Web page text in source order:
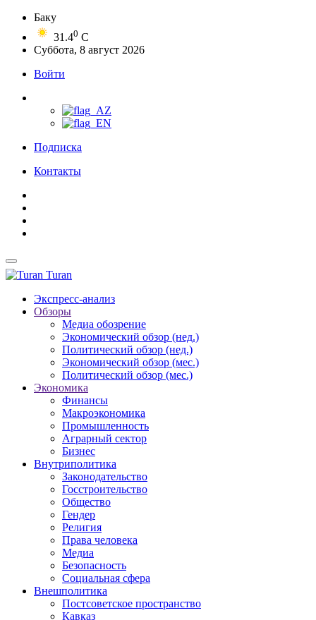
Баку
31.40 C
Суббота, 8 август 2026
Войти
Подписка
Контакты
Turan
Экспресс-анализ
Обзоры
Медиа обозрение
Экономический обзор (нед.)
Политический обзор (нед.)
Экономический обзор (мес.)
Политический обзор (мес.)
Экономика
Финансы
Макроэкономика
Промышленность
Аграрный сектор
Бизнес
Внутриполитика
Законодательство
Госстроительство
Общество
Гендер
Религия
Права человека
Медиа
Безопасность
Социальная сфера
Внешполитика
Постсоветское пространство
Кавказ